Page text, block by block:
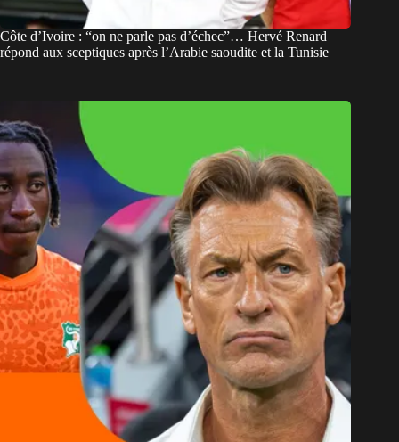
Côte d’Ivoire : “on ne parle pas d’échec”… Hervé Renard
répond aux sceptiques après l’Arabie saoudite et la Tunisie